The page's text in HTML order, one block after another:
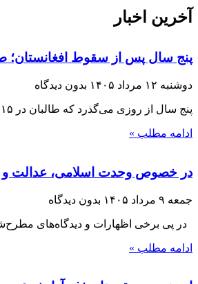
آخرین اخبار
پنج سال پس از سقوط افغانستان؛
دوشنبه ۱۲ مرداد ۱۴۰۵ بدون دیدگاه
پنج سال از روزی می‌گذرد که طالبان در ۱۵ آگست ۲۰۲۱ وارد کابل شدند و با فروپاشی حکومت جمهوریت، بار دیگر قدرت را در افغانستان
ادامه مطلب »
در خصوص وحدت اسلامی، عدالت و
جمعه ۹ مرداد ۱۴۰۵ بدون دیدگاه
در پی برخی اظهارات و دیدگاه‌های
ادامه مطلب »